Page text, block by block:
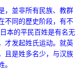
，並非所有民族、教群
不同的歷史阶段，有不
本的平民百姓是有名无
发起姓氏运动。 就英
且是姓多名少，与汉族